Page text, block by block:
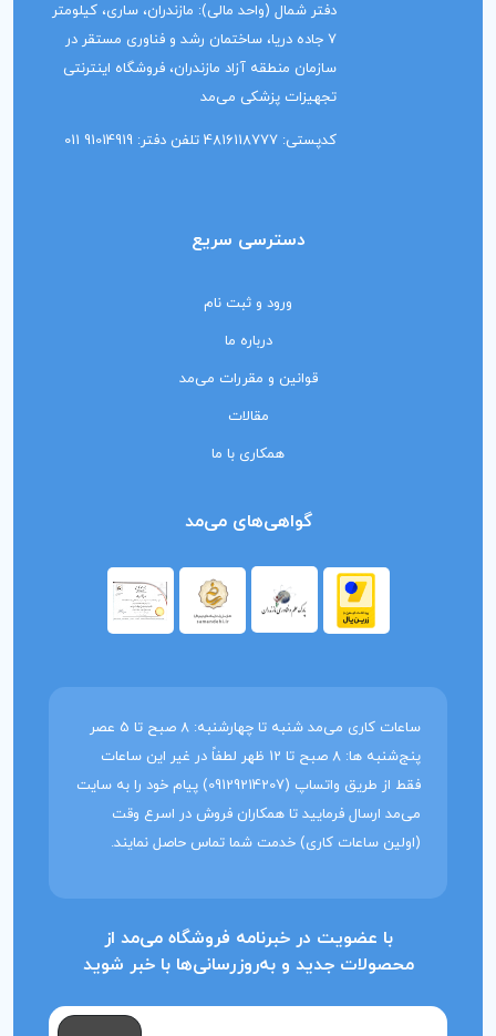
دفتر شمال (واحد مالی): مازندران، ساری، کیلومتر
7 جاده دریا، ساختمان رشد و فناوری مستقر در
سازمان منطقه آزاد مازندران، فروشگاه اینترنتی
تجهیزات پزشکی می‌مد
کدپستی: 4816118777 تلفن دفتر: 91014919 011
دسترسی سریع
ورود و ثبت نام
درباره ما
قوانین و مقررات می‌مد
مقالات
همکاری با ما
گواهی‌های می‌مد
ساعات کاری می‌مد شنبه تا چهارشنبه: 8 صبح تا 5 عصر
پنج‌شنبه ها: 8 صبح تا 12 ظهر لطفاً در غیر این ساعات
فقط از طریق واتساپ (09129214207) پیام خود را به سایت
می‌مد ارسال فرمایید تا همکاران فروش در اسرع وقت
(اولین ساعات کاری) خدمت شما تماس حاصل نمایند.
با عضویت در خبرنامه فروشگاه می‌مد از
محصولات جدید و به‌روزرسانی‌ها با خبر شوید